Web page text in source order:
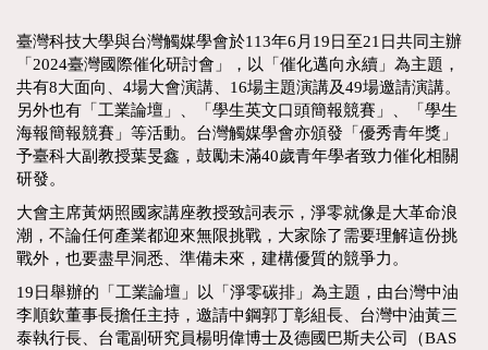
臺灣科技大學與台灣觸媒學會於113年6月19日至21日共同主辦
「2024臺灣國際催化研討會」，以「催化邁向永續」為主題，
共有8大面向、4場大會演講、16場主題演講及49場邀請演講。
另外也有「工業論壇」、「學生英文口頭簡報競賽」、「學生
海報簡報競賽」等活動。台灣觸媒學會亦頒發「優秀青年獎」
予臺科大副教授葉旻鑫，鼓勵未滿40歲青年學者致力催化相關
研發。
大會主席黃炳照國家講座教授致詞表示，淨零就像是大革命浪
潮，不論任何產業都迎來無限挑戰，大家除了需要理解這份挑
戰外，也要盡早洞悉、準備未來，建構優質的競爭力。
19日舉辦的「工業論壇」以「淨零碳排」為主題，由台灣中油
李順欽董事長擔任主持，邀請中鋼郭丁彰組長、台灣中油黃三
泰執行長、台電副研究員楊明偉博士及德國巴斯夫公司（BAS